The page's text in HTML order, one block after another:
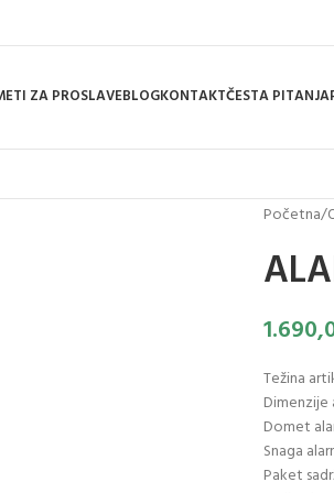
ZA PROSLAVEBLOGKONTAKTČESTA PITANJA
Početna/
Težina
Dimenzije
Domet
Snaga
Paket